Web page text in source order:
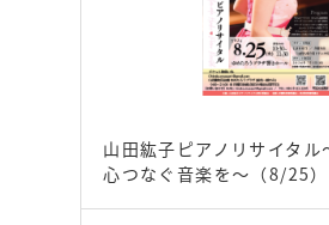
山田紘子ピアノリサイタル
心つなぐ音楽を～（8/25）